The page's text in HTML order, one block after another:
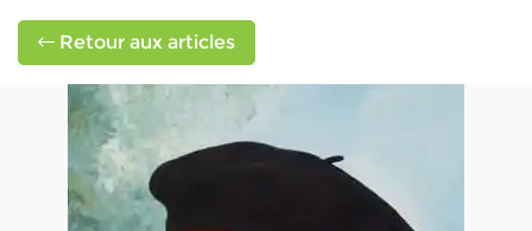
Retour aux articles